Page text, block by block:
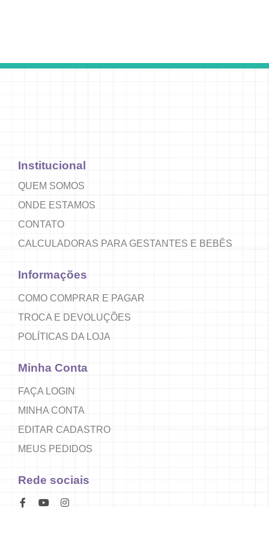
Institucional
QUEM SOMOS
ONDE ESTAMOS
CONTATO
CALCULADORAS PARA GESTANTES E BEBÊS
Informações
COMO COMPRAR E PAGAR
TROCA E DEVOLUÇÕES
POLÍTICAS DA LOJA
Minha Conta
FAÇA LOGIN
MINHA CONTA
EDITAR CADASTRO
MEUS PEDIDOS
Rede sociais